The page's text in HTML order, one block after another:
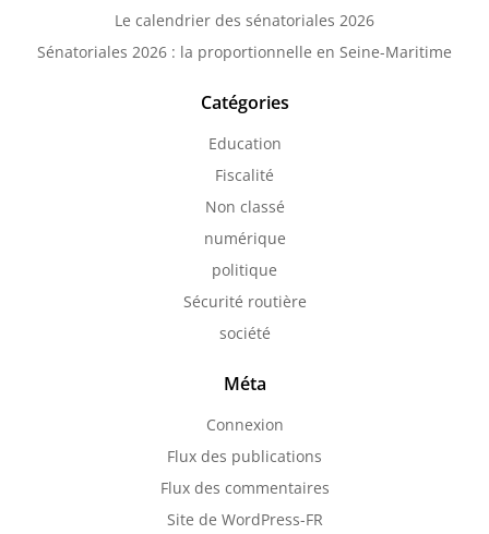
Le calendrier des sénatoriales 2026
Sénatoriales 2026 : la proportionnelle en Seine-Maritime
Catégories
Education
Fiscalité
Non classé
numérique
politique
Sécurité routière
société
Méta
Connexion
Flux des publications
Flux des commentaires
Site de WordPress-FR